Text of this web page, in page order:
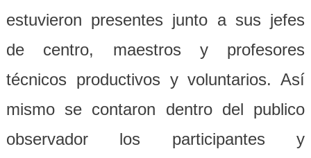
estuvieron presentes junto a sus jefes
de centro, maestros y profesores
técnicos productivos y voluntarios. Así
mismo se contaron dentro del publico
observador los participantes y